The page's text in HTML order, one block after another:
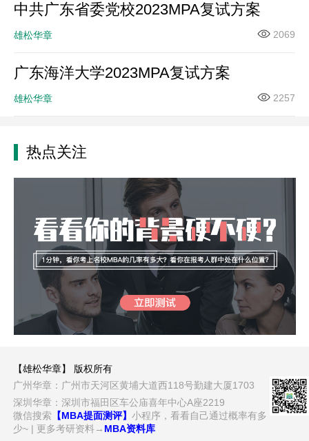
中共广东省委党校2023MPA复试方案
雄松华章 2069
广东海洋大学2023MPA复试方案
雄松华章 2257
热点关注
【雄松华章】 版权所有
广州华章：广州市天河区黄埔大道西118号勤建大厦1703
深圳华章：深圳市福田区车公庙喜年中心A座2219
微信搜索 【MBA提面测评】小程序，看看自己通过概率有多
少~ | 更多考研资料→ MBA资料库